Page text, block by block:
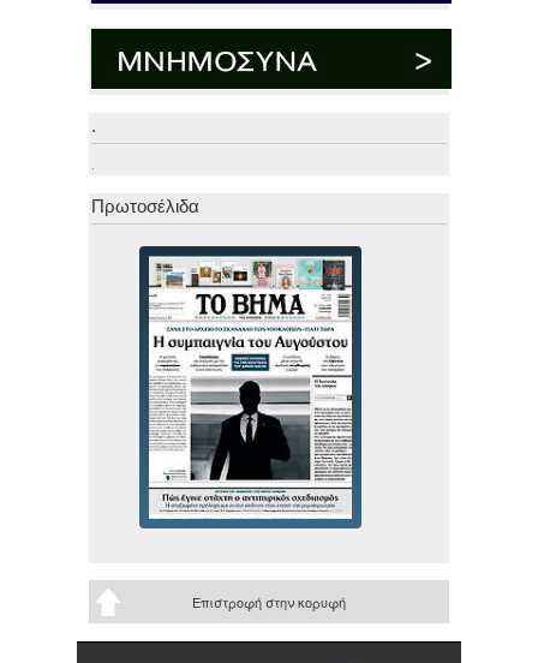
.
.
Πρωτοσέλιδα
Επιστροφή στην κορυφή